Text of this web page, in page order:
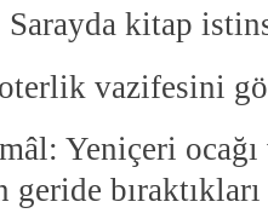
kitap
vazifesini
Yeniçeri
geride